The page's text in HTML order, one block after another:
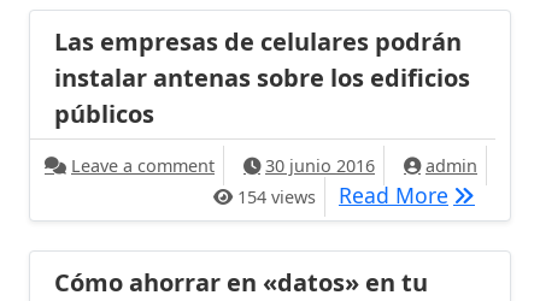
Las empresas de celulares podrán
instalar antenas sobre los edificios
públicos
Leave a commenton Las empresas de celulares podrán
30 junio 2016
admin
154 views
Read More Las
Cómo ahorrar en «datos» en tu